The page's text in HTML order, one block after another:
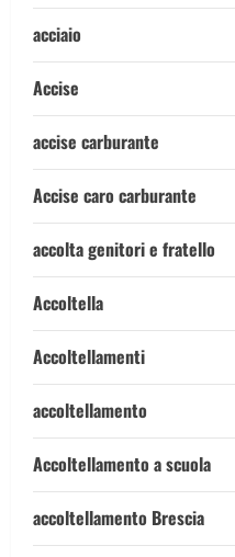
acciaio
Accise
accise carburante
Accise caro carburante
accolta genitori e fratello
Accoltella
Accoltellamenti
accoltellamento
Accoltellamento a scuola
accoltellamento Brescia